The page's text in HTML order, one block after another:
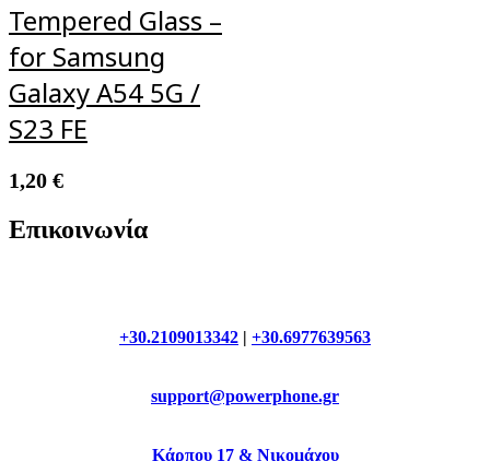
Tempered Glass –
for Samsung
Galaxy A54 5G /
S23 FE
1,20 €
Επικοινωνία
+30.2109013342 | +30.6977639563
support@powerphone.gr
Κάρπου 17 & Νικομάχου